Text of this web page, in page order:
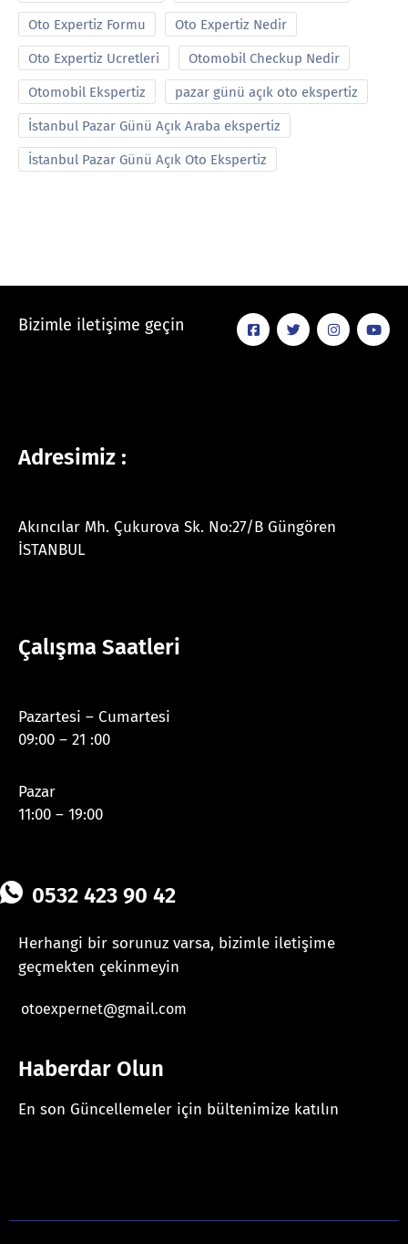
Oto Expertiz Formu Oto Expertiz Nedir
Oto Expertiz Ucretleri Otomobil Checkup Nedir
Otomobil Ekspertiz pazar günü açık oto ekspertiz
İstanbul Pazar Günü Açık Araba ekspertiz
İstanbul Pazar Günü Açık Oto Ekspertiz
Bizimle iletişime geçin
Adresimiz :
Akıncılar Mh. Çukurova Sk. No:27/B Güngören
İSTANBUL
Çalışma Saatleri
Pazartesi – Cumartesi
09:00 – 21 :00
Pazar
11:00 – 19:00
0532 423 90 42
Herhangi bir sorunuz varsa, bizimle iletişime
geçmekten çekinmeyin
otoexpernet@gmail.com
Haberdar Olun
En son Güncellemeler için bültenimize katılın